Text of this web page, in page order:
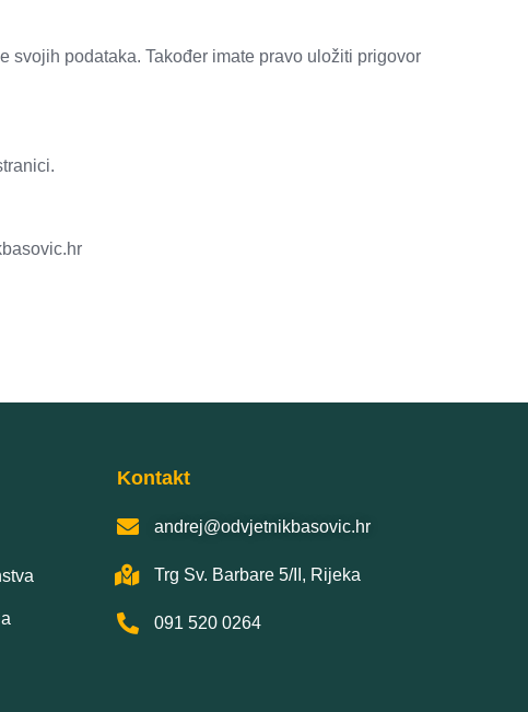
svojih podataka. Također imate pravo uložiti prigovor
Kontakt
andrej@odvjetnikbasovic.hr
Trg Sv. Barbare 5/II, Rijeka
091 520 0264